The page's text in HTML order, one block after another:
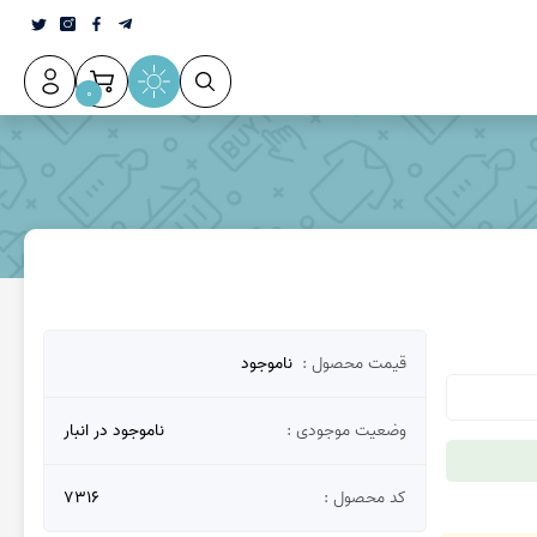
0
قیمت محصول : ناموجود
وضعیت موجودی : ناموجود در انبار
کد محصول : 7316